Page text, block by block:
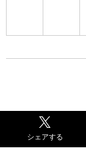
シェアする